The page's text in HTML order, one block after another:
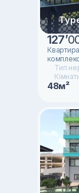
127’
Тип
48м²